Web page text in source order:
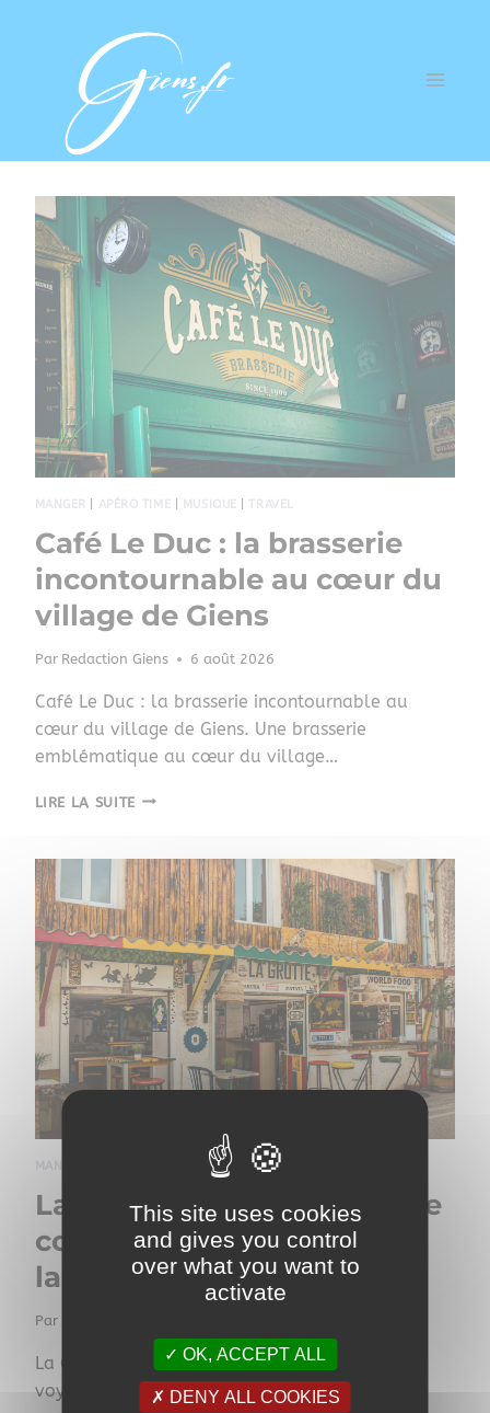
MANGER APÉRO TIME MUSIQUE TRAVEL
Café Le Duc : la brasserie
incontournable au cœur du
village de Giens
Par Redaction Giens 6 août 2026
Café Le Duc : la brasserie incontournable au
cœur du village de Giens. Une brasserie
emblématique au cœur du village…
LIRE LA SUITE
MUSIQUE TRAVEL
La Grotte à Giens : l’adresse
conviviale qui fait voyager
la presqu’île
Par
La Grotte à Giens : l’adresse conviviale qui fait
voyager la presqu’île
This site uses cookies
and gives you control
over what you want to
activate
OK, ACCEPT ALL
DENY ALL COOKIES